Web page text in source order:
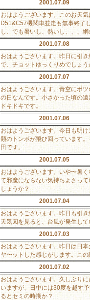
2001.07.09
おはようございます。このお天
D51&C57機関車並走も無事終了
し、でも暑いし、熱いし、、、
2001.07.08
おはようございます。昨日に引
で、チョットゆっくりめでしょ
2001.07.07
おはようございます。青空にポ
の日なんです。小さかった頃の
ドキドキです。
2001.07.06
おはようございます。今日も明
類のトンボが飛び回っています
田です。
2001.07.05
おはようございます。いや〜暑
て邪魔にならない気持ちよさっ
しょうか？
2001.07.04
おはようございます。昨日も引
天気図を見ると、台風が発生し
2001.07.03
おはようございます。昨日は日
ヤ〜ットした感じがします。こ
2001.07.02
おはようございます。久しぶり
いますが、日中には30度を越す
るとセミの時期か？